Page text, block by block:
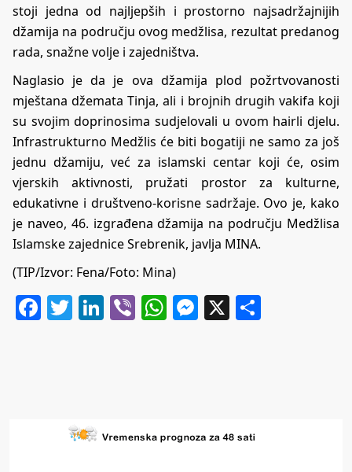
stoji jedna od najljepših i prostorno najsadržajnijih
džamija na području ovog medžlisa, rezultat predanog
rada, snažne volje i zajedništva.
Naglasio je da je ova džamija plod požrtvovanosti
mještana džemata Tinja, ali i brojnih drugih vakifa koji
su svojim doprinosima sudjelovali u ovom hairli djelu.
Infrastrukturno Medžlis će biti bogatiji ne samo za još
jednu džamiju, već za islamski centar koji će, osim
vjerskih aktivnosti, pružati prostor za kulturne,
edukativne i društveno-korisne sadržaje. Ovo je, kako
je naveo, 46. izgrađena džamija na području Medžlisa
Islamske zajednice Srebrenik, javlja MINA.
(TIP/Izvor: Fena/Foto: Mina)
Facebook
Twitter
LinkedIn
ViberWhatsApp
Messenger
X